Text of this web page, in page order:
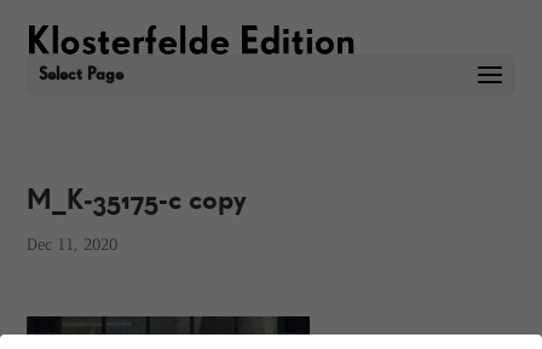
Select Page
M_K-35175-c copy
Dec 11, 2020